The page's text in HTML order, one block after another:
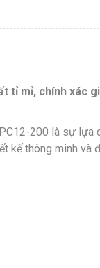
tỉ mỉ, chính xác
200 là sự lựa
kế thông minh và